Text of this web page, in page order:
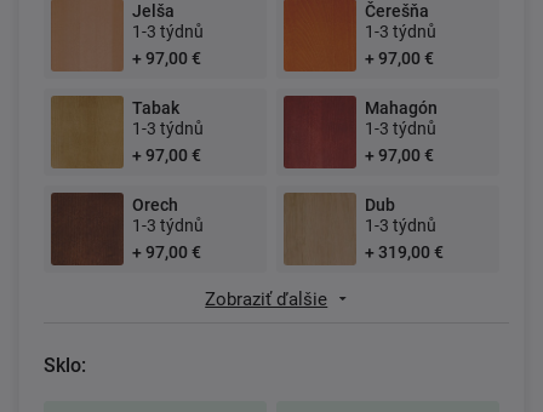
Jelša
1-3 týdnů
+ 97,00 €
Čerešňa
1-3 týdnů
+ 97,00 €
Tabak
1-3 týdnů
+ 97,00 €
Mahagón
1-3 týdnů
+ 97,00 €
Orech
1-3 týdnů
+ 97,00 €
Dub
1-3 týdnů
+ 319,00 €
Zobraziť ďalšie
Sklo: